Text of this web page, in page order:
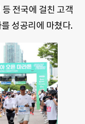
전국에 걸친 고객
성공리에 마쳤다.